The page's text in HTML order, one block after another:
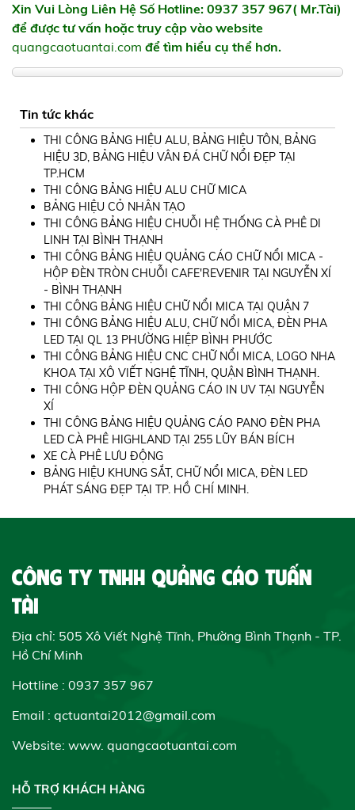
Xin Vui Lòng Liên Hệ Số Hotline: 0937 357 967( Mr.Tài)
để được tư vấn hoặc truy cập vào website
quangcaotuantai.com để tìm hiểu cụ thể hơn.
Tin tức khác
THI CÔNG BẢNG HIỆU ALU, BẢNG HIỆU TÔN, BẢNG
HIỆU 3D, BẢNG HIỆU VÂN ĐÁ CHỮ NỔI ĐẸP TẠI
TP.HCM
THI CÔNG BẢNG HIỆU ALU CHỮ MICA
BẢNG HIỆU CỎ NHÂN TẠO
THI CÔNG BẢNG HIỆU CHUỖI HỆ THỐNG CÀ PHÊ DI
LINH TẠI BÌNH THẠNH
THI CÔNG BẢNG HIỆU QUẢNG CÁO CHỮ NỔI MICA -
HỘP ĐÈN TRÒN CHUỖI CAFE'REVENIR TẠI NGUYỄN XÍ
- BÌNH THẠNH
THI CÔNG BẢNG HIỆU CHỮ NỔI MICA TẠI QUẬN 7
THI CÔNG BẢNG HIỆU ALU, CHỮ NỔI MICA, ĐÈN PHA
LED TẠI QL 13 PHƯỜNG HIỆP BÌNH PHƯỚC
THI CÔNG BẢNG HIỆU CNC CHỮ NỔI MICA, LOGO NHA
KHOA TẠI XÔ VIẾT NGHỆ TĨNH, QUẬN BÌNH THẠNH.
THI CÔNG HỘP ĐÈN QUẢNG CÁO IN UV TẠI NGUYỄN
XÍ
THI CÔNG BẢNG HIỆU QUẢNG CÁO PANO ĐÈN PHA
LED CÀ PHÊ HIGHLAND TẠI 255 LŨY BÁN BÍCH
XE CÀ PHÊ LƯU ĐỘNG
BẢNG HIỆU KHUNG SẮT, CHỮ NỔI MICA, ĐÈN LED
PHÁT SÁNG ĐẸP TẠI TP. HỒ CHÍ MINH.
CÔNG TY TNHH QUẢNG CÁO TUẤN
TÀI
Địa chỉ: 505 Xô Viết Nghệ Tĩnh, Phường Bình Thạnh - TP.
Hồ Chí Minh
Hottline : 0937 357 967
Email : qctuantai2012@gmail.com
Website: www. quangcaotuantai.com
HỖ TRỢ KHÁCH HÀNG